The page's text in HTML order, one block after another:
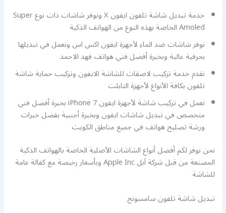
خدمة تبديل شاشة تلفون ايفون X ونوفر شاشات ذات نوع Super
Amoled الخاصة بهذه النوع من الهواتف الذكية
نوفر شاشات ضد الماء لأجهزة ايفون اكس اس ونعمل في تبديلها
بحرفية عالية وبخبرة أفضل فني هواتف فهد الاحمد
نقدم خدمة تركيب لاصقات للشاشة الايفون وتركيب حماية شاشة
تلفون بكافة الأنواع لأجهزة التابلت
نعمل في تركيب شاشة لأجهزة ايفون 7 iPhone بخبرة أفضل فني
متخصص في تبديل شاشات ايفون وبخبرة أجنبية بفضل خبرات
ورشة تصليح هواتف في جميع مناطق الكويت
نحن نوفر لكم أفضل أنواع الشاشات الأصلية الخاصة بالهواتف الذكية
المصنعة من قبل شركة آبل Apple Inc وبأسعار رخيصة مع كفالة عامة
للشاشة
تبديل شاشة تلفون سامسونج